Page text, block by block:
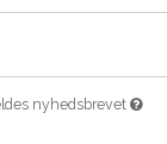
nyhedsbrevet